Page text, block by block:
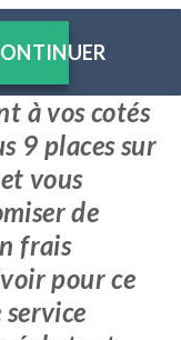
à vos cotés
9 places sur
vous
de
frais
pour ce